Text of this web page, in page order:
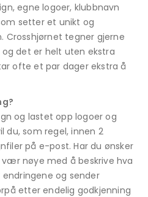
egne logoer, klubbnavn
setter et unikt og
Crosshjørnet tegner gjerne
det er helt uten ekstra
ofte et par dager ekstra å
og lastet opp logoer og
du, som regel, innen 2
på e-post. Har du ønsker
nøye med å beskrive hva
og sender
etter endelig godkjenning